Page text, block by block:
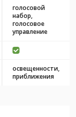
голосовой
набор,
голосовое
управление
освещенности,
приближения